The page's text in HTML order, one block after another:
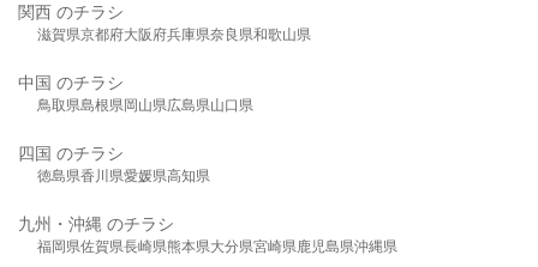
関西 のチラシ
滋賀県京都府大阪府兵庫県奈良県和歌山県
中国 のチラシ
鳥取県島根県岡山県広島県山口県
四国 のチラシ
徳島県香川県愛媛県高知県
九州・沖縄 のチラシ
福岡県佐賀県長崎県熊本県大分県宮崎県鹿児島県沖縄県